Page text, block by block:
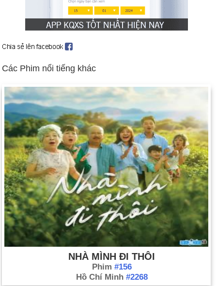
Ngày 29-1 năm 1963:Nhà thơ Robert Frost qua đời ở Boston.
Ngày 29-1 năm 2002: Trong bài phát biểu tại Liên bang của
"trục ma quỷ".
Các Phim nổi tiếng khác
NHÀ MÌNH ĐI THÔI
Phim #156
Hồ Chí Minh #2268